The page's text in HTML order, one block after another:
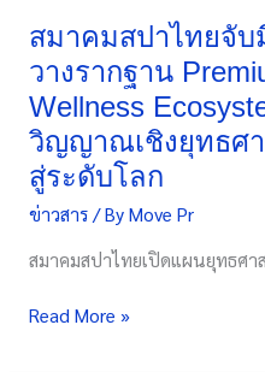
เค็ม
รุก
สมาคมสปาไทยจับ
วางรากฐาน
Wellness
วิญญาณเชิงยุทธศา
สู่ระดับโลก
ข่าวสาร/ ByMove Pr
สมาคมสปาไทยเปิดแผนยุทธศ
ไทย
จับ
มือ
ภาค
รัฐ
และ
เอกชน
วาง
รากฐาน
Thailand
Read More »